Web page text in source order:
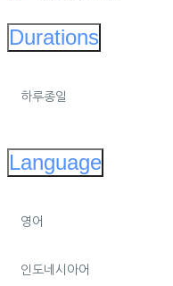
Durations
하루종일
Language
영어
인도네시아어